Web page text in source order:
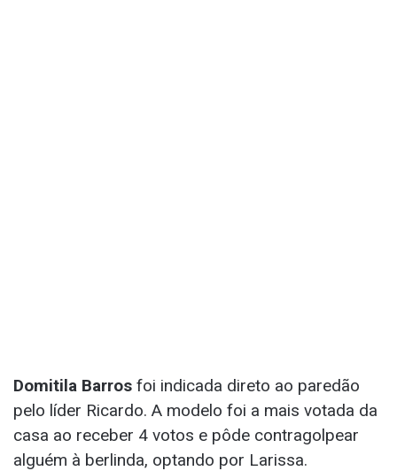
Domitila Barros foi indicada direto ao paredão
pelo líder Ricardo. A modelo foi a mais votada da
casa ao receber 4 votos e pôde contragolpear
alguém à berlinda, optando por Larissa.